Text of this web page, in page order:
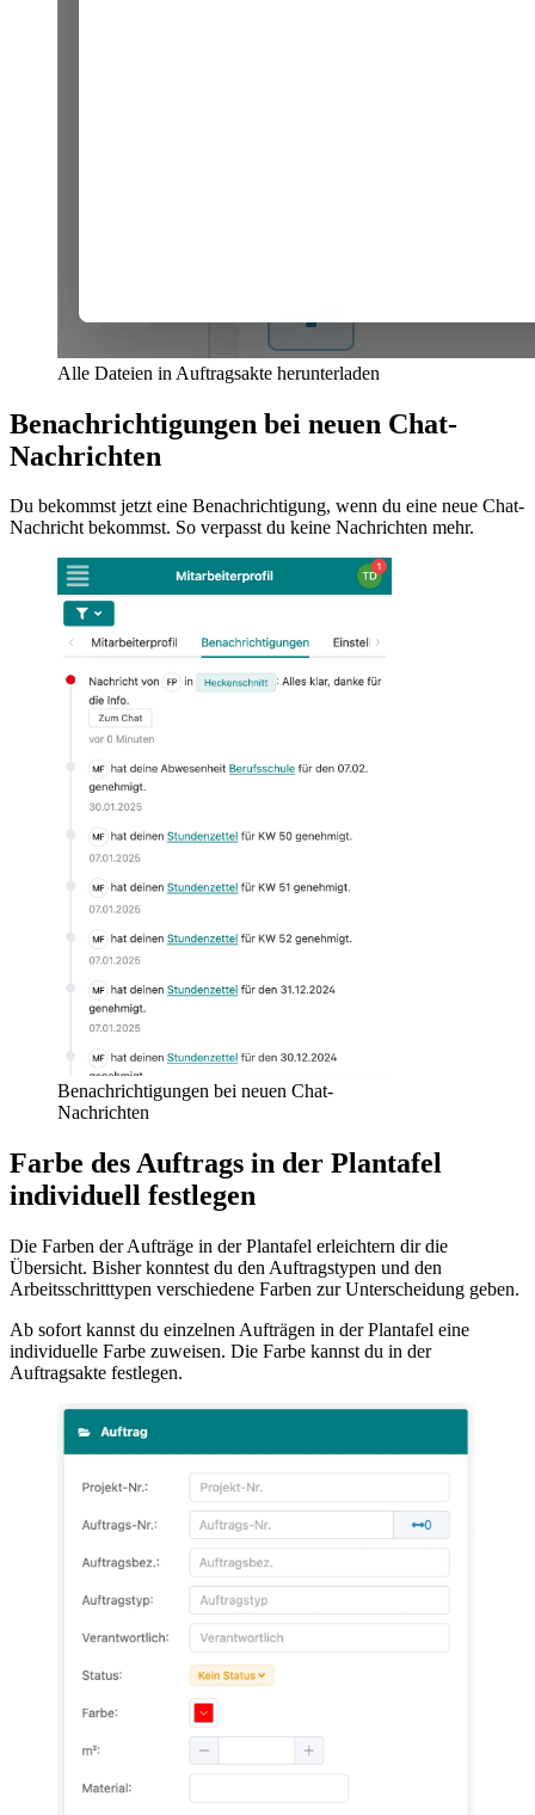
Alle Dateien in Auftragsakte herunterladen
Benachrichtigungen bei neuen Chat-
Nachrichten
Du bekommst jetzt eine Benachrichtigung, wenn du eine neue Chat-
Nachricht bekommst. So verpasst du keine Nachrichten mehr.
Benachrichtigungen bei neuen Chat-
Nachrichten
Farbe des Auftrags in der Plantafel
individuell festlegen
Die Farben der Aufträge in der Plantafel erleichtern dir die
Übersicht. Bisher konntest du den Auftragstypen und den
Arbeitsschritttypen verschiedene Farben zur Unterscheidung geben.
Ab sofort kannst du einzelnen Aufträgen in der Plantafel eine
individuelle Farbe zuweisen. Die Farbe kannst du in der
Auftragsakte festlegen.